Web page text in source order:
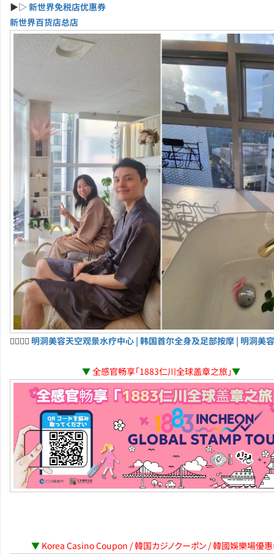
▶▷ 新世界免税店优惠券
新世界百货店总店
💆‍♀️💆‍♂️ 明洞美容天空观景水疗中心 | 韩国首尔全身及足部按摩 | 明洞美
▼全感官畅享「1883仁川全球盖章之旅」▼
▼ Korea Casino Coupon / 韓国カジノクーポン / 韓國娛樂場優